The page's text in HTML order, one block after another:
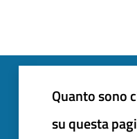
Quanto sono
su questa